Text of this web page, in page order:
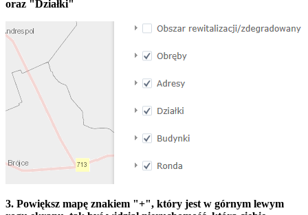
oraz "Działki"
3. Powiększ mapę znakiem "+", który jest w górnym lewym